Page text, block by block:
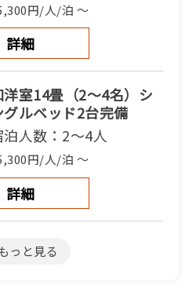
円/人/泊 ～
詳細
洋室14畳（2〜4名）シ
グルベッド2台完備
泊人数：2～4人
円/人/泊 ～
詳細
12畳【2～３名】（バ
しトイレなし）